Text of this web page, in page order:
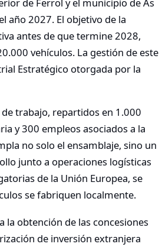
año 2027. El objetivo de la
antes de que termine 2028,
vehículos. La gestión de este
Estratégico otorgada por la
trabajo, repartidos en 1.000
y 300 empleos asociados a la
no solo el ensamblaje, sino un
junto a operaciones logísticas
de la Unión Europea, se
se fabriquen localmente.
la obtención de las concesiones
de inversión extranjera